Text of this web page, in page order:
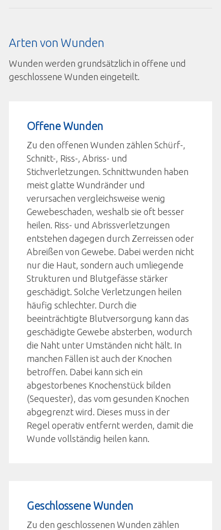
Arten von Wunden
Wunden werden grundsätzlich in offene und
geschlossene Wunden eingeteilt.
Offene Wunden
Zu den offenen Wunden zählen Schürf-,
Schnitt-, Riss-, Abriss- und
Stichverletzungen. Schnittwunden haben
meist glatte Wundränder und
verursachen vergleichsweise wenig
Gewebeschaden, weshalb sie oft besser
heilen. Riss- und Abrissverletzungen
entstehen dagegen durch Zerreissen oder
Abreißen von Gewebe. Dabei werden nicht
nur die Haut, sondern auch umliegende
Strukturen und Blutgefässe stärker
geschädigt. Solche Verletzungen heilen
häufig schlechter. Durch die
beeinträchtigte Blutversorgung kann das
geschädigte Gewebe absterben, wodurch
die Naht unter Umständen nicht hält. In
manchen Fällen ist auch der Knochen
betroffen. Dabei kann sich ein
abgestorbenes Knochenstück bilden
(Sequester), das vom gesunden Knochen
abgegrenzt wird. Dieses muss in der
Regel operativ entfernt werden, damit die
Wunde vollständig heilen kann.
Geschlossene Wunden
Zu den geschlossenen Wunden zählen